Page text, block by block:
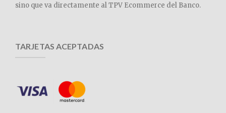
sino que va directamente al TPV Ecommerce del Banco.
TARJETAS ACEPTADAS